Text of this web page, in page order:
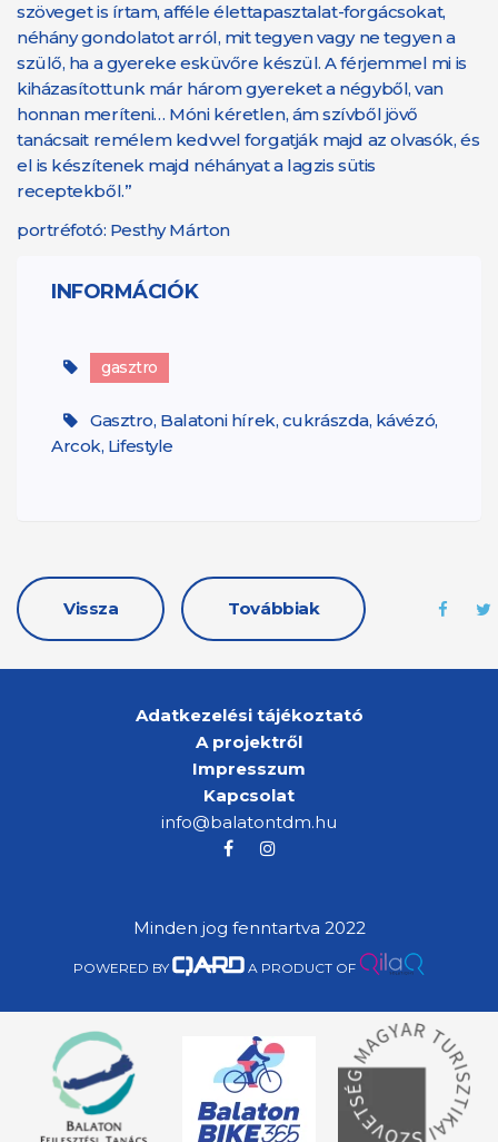
szöveget is írtam, afféle élettapasztalat-forgácsokat,
néhány gondolatot arról, mit tegyen vagy ne tegyen a
szülő, ha a gyereke esküvőre készül. A férjemmel mi is
kiházasítottunk már három gyereket a négyből, van
honnan meríteni… Móni kéretlen, ám szívből jövő
tanácsait remélem kedvvel forgatják majd az olvasók, és
el is készítenek majd néhányat a lagzis sütis
receptekből.”
portréfotó: Pesthy Márton
INFORMÁCIÓK
gasztro
Gasztro, Balatoni hírek, cukrászda, kávézó,
Arcok, Lifestyle
Vissza Továbbiak
Adatkezelési tájékoztató
A projektről
Impresszum
Kapcsolat
info@balatontdm.hu
Minden jog fenntartva 2022
POWERED BY A PRODUCT OF